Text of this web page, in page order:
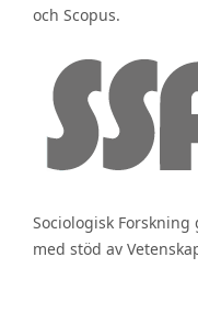
och Scopus.
Sociologisk
med stöd av